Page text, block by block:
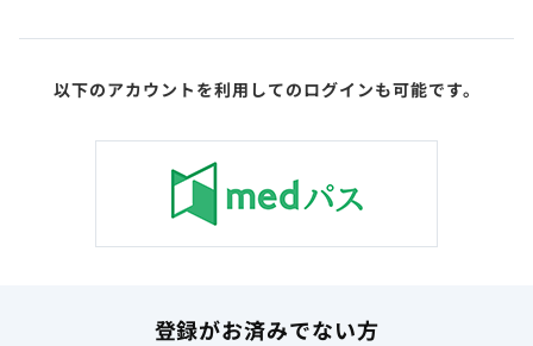
以下のアカウントを利用してのログインも可能です。
登録がお済みでない方